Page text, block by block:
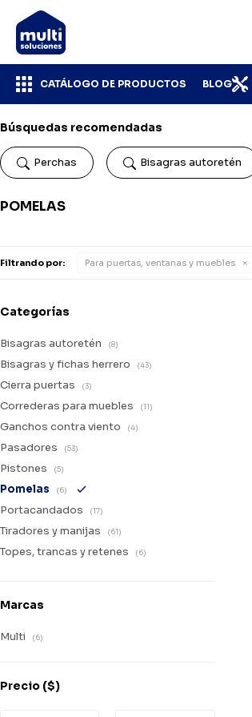
CATÁLOGO DE PRODUCTOS BLOG
Búsquedas recomendadas
Perchas Bisagras autoretén
POMELAS
Filtrando por: Para puertas, ventanas y muebles
Categorías
Bisagras autoretén (8)
Bisagras y fichas herrero (43)
Cierra puertas (3)
Correderas para muebles (11)
Ganchos contra viento (4)
Pasadores (53)
Pistones (5)
Pomelas (6)
Portacandados (17)
Tiradores y manijas (61)
Topes, trancas y retenes (6)
Marcas
Multi (6)
Precio ($)